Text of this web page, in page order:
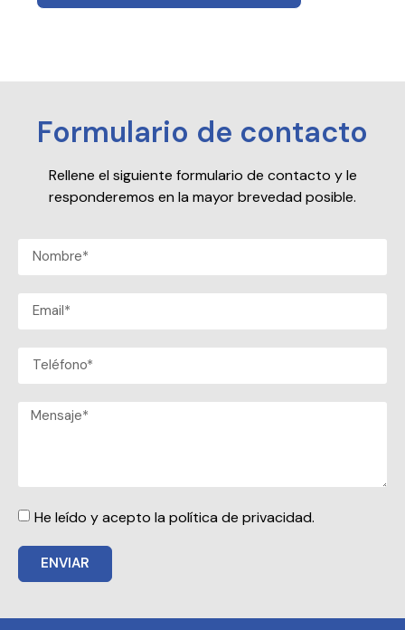
Formulario de contacto
Rellene el siguiente formulario de contacto y le
responderemos en la mayor brevedad posible.
He leído y acepto la política de privacidad.
ENVIAR